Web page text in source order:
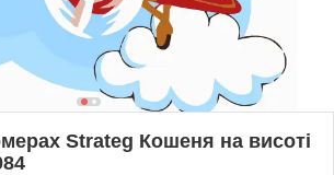
Strateg Кошеня на висоті